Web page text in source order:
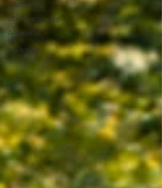
Jobbskifte
Utdanningsvalg
Arbeidsliv
og
psykologi